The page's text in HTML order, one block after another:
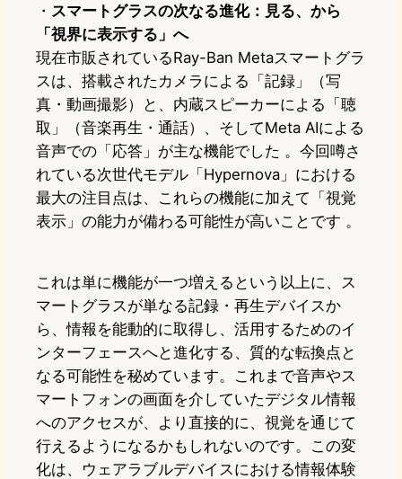
・ スマートグラスの次なる進化：見る、から
「視界に表示する」へ
現在市販されているRay-Ban Metaスマートグラ
スは、搭載されたカメラによる「記録」（写
真・動画撮影）と、内蔵スピーカーによる「聴
取」（音楽再生・通話）、そしてMeta AIによる
音声での「応答」が主な機能でした 。今回噂さ
れている次世代モデル「Hypernova」における
最大の注目点は、これらの機能に加えて「視覚
表示」の能力が備わる可能性が高いことです 。
これは単に機能が一つ増えるという以上に、ス
マートグラスが単なる記録・再生デバイスか
ら、情報を能動的に取得し、活用するためのイ
ンターフェースへと進化する、質的な転換点と
なる可能性を秘めています。これまで音声やス
マートフォンの画面を介していたデジタル情報
へのアクセスが、より直接的に、視覚を通じて
行えるようになるかもしれないのです。この変
化は、ウェアラブルデバイスにおける情報体験